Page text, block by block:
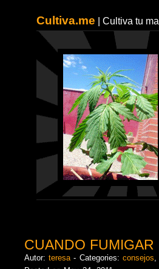
Cultiva.me | Cultiva tu
CUANDO
Autor:teresa - Categories: consejos